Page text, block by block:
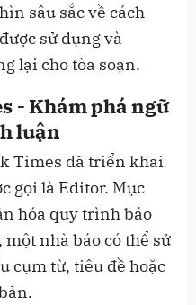
sâu sắc về cách
sử dụng và
lại cho tòa soạn.
- Khám phá ngữ
luận
Times đã triển khai
gọi là Editor. Mục
hóa quy trình báo
nhà báo có thể sử
cụm từ, tiêu đề hoặc